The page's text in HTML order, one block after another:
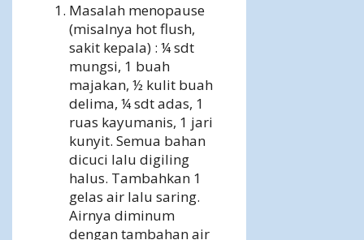
Masalah menopause
(misalnya hot flush,
sakit kepala) : ¼ sdt
mungsi, 1 buah
majakan, ½ kulit buah
delima, ¼ sdt adas, 1
ruas kayumanis, 1 jari
kunyit. Semua bahan
dicuci lalu digiling
halus. Tambahkan 1
gelas air lalu saring.
Airnya diminum
dengan tambahan air